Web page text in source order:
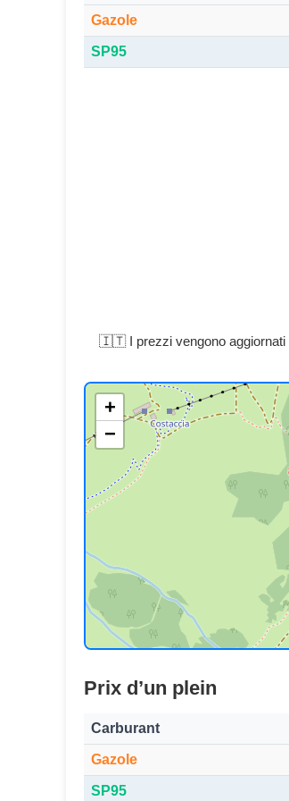
Gazole
SP95
🇮🇹 I prezzi vengono aggiornati
+
−
Prix d’un plein
Carburant
Gazole
SP95